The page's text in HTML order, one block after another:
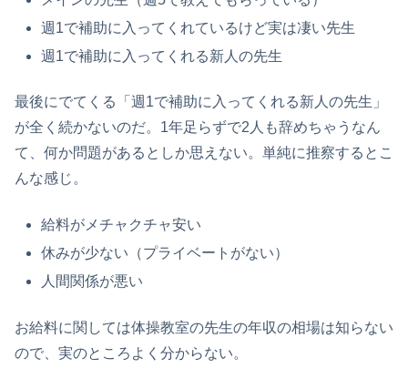
週1で補助に入ってくれているけど実は凄い先生
週1で補助に入ってくれる新人の先生
最後にでてくる「週1で補助に入ってくれる新人の先生」
が全く続かないのだ。1年足らずで2人も辞めちゃうなん
て、何か問題があるとしか思えない。単純に推察するとこ
んな感じ。
給料がメチャクチャ安い
休みが少ない（プライベートがない）
人間関係が悪い
お給料に関しては体操教室の先生の年収の相場は知らない
ので、実のところよく分からない。